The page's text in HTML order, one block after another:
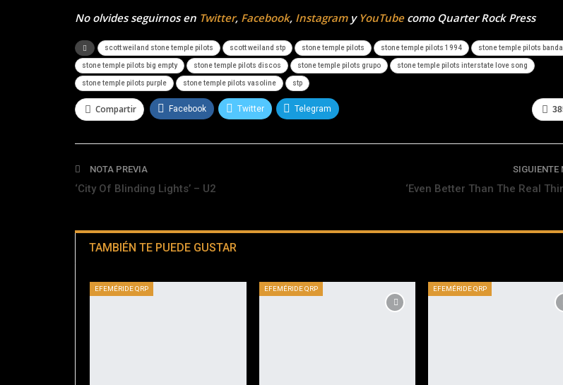
No olvides seguirnos en Twitter, Facebook, Instagramy YouTubecomo Quarter Rock Press
scott weiland stone temple pilots scott weiland stp stone temple pilots stone temple pilots 1994 stone temple pilots banda
stone temple pilots big empty stone temple pilots discos stone temple pilots grupo stone temple pilots interstate love song
stone temple pilots purple stone temple pilots vasoline stp
Compartir Facebook Twitter Telegram
NOTA PREVIA
‘City Of Blinding Lights’ – U2
SIGUIENTE
‘Even Better Than The Real
TAMBIÉN TE PUEDE GUSTAR
EFEMÉRIDE QRP EFEMÉRIDE QRP EFEMÉRIDE QRP